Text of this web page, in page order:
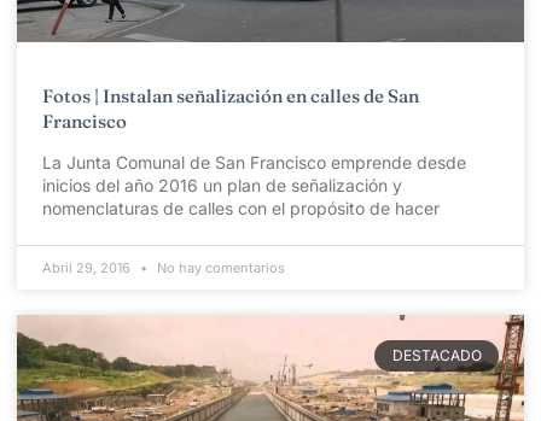
Fotos | Instalan señalización en calles de San
Francisco
La Junta Comunal de San Francisco emprende desde
inicios del año 2016 un plan de señalización y
nomenclaturas de calles con el propósito de hacer
Abril 29, 2016 No hay comentarios
DESTACADO